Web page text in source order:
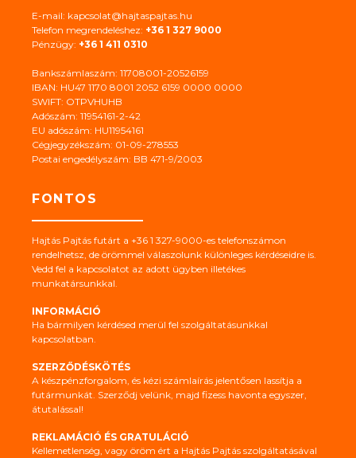
E-mail: kapcsolat@hajtaspajtas.hu
Telefon megrendeléshez: +36 1 327 9000
Pénzügy: +36 1 411 0310
Bankszámlaszám: 11708001-20526159
IBAN: HU47 1170 8001 2052 6159 0000 0000
SWIFT: OTPVHUHB
Adószám: 11954161-2-42
EU adószám: HU11954161
Cégjegyzékszám: 01-09-278553
Postai engedélyszám: BB 471-9/2003
FONTOS
Hajtás Pajtás futárt a +36 1 327-9000-es telefonszámon
rendelhetsz, de örömmel válaszolunk különleges kérdéseidre is.
Vedd fel a kapcsolatot az adott ügyben illetékes
munkatársunkkal.
INFORMÁCIÓ
Ha bármilyen kérdésed merül fel szolgáltatásunkkal
kapcsolatban.
SZERZŐDÉSKÖTÉS
A készpénzforgalom, és kézi számlaírás jelentősen lassítja a
futármunkát. Szerződj velünk, majd fizess havonta egyszer,
átutalással!
REKLAMÁCIÓ ÉS GRATULÁCIÓ
Kellemetlenség, vagy öröm ért a Hajtás Pajtás szolgáltatásával